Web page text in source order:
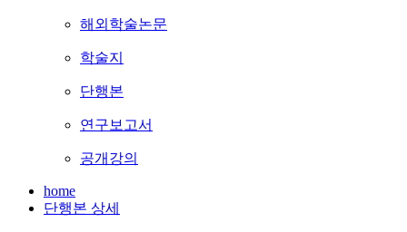
해외학술논문
학술지
단행본
연구보고서
공개강의
home
단행본 상세